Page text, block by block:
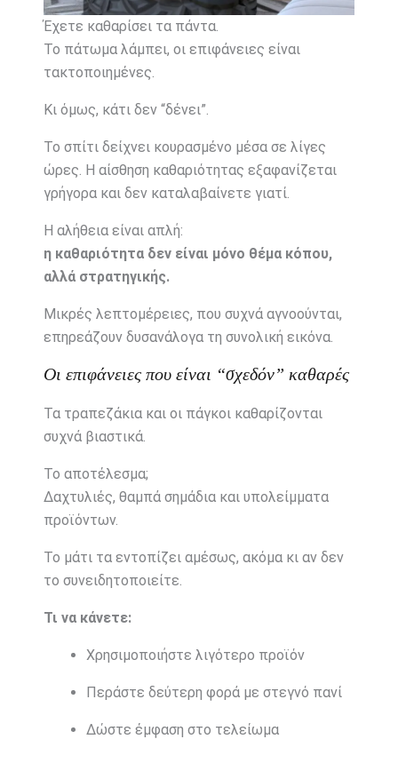
Έχετε καθαρίσει τα πάντα.
Το πάτωμα λάμπει, οι επιφάνειες είναι
τακτοποιημένες.
Κι όμως, κάτι δεν “δένει”.
Το σπίτι δείχνει κουρασμένο μέσα σε λίγες
ώρες. Η αίσθηση καθαριότητας εξαφανίζεται
γρήγορα και δεν καταλαβαίνετε γιατί.
Η αλήθεια είναι απλή:
η καθαριότητα δεν είναι μόνο θέμα κόπου,
αλλά στρατηγικής.
Μικρές λεπτομέρειες, που συχνά αγνοούνται,
επηρεάζουν δυσανάλογα τη συνολική εικόνα.
Οι επιφάνειες που είναι “σχεδόν” καθαρές
Τα τραπεζάκια και οι πάγκοι καθαρίζονται
συχνά βιαστικά.
Το αποτέλεσμα;
Δαχτυλιές, θαμπά σημάδια και υπολείμματα
προϊόντων.
Το μάτι τα εντοπίζει αμέσως, ακόμα κι αν δεν
το συνειδητοποιείτε.
Τι να κάνετε:
Χρησιμοποιήστε λιγότερο προϊόν
Περάστε δεύτερη φορά με στεγνό πανί
Δώστε έμφαση στο τελείωμα